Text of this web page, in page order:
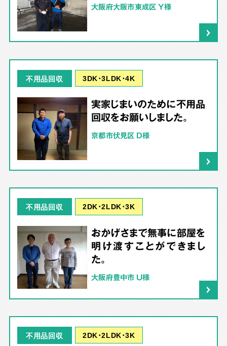
大阪府大阪市東成区 Y様
不用品回収 3DK･3LDK･4K
実家じまいのために不用品
回収をお願いしました。
京都市伏見区 D様
不用品回収 2DK･2LDK･3K
おかげさまで無事に部屋を
明け渡すことができまし
た。
大阪府豊中市 U様
不用品回収 2DK･2LDK･3K